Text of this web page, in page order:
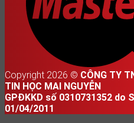
Copyright 2026 © CÔNG TY
TIN HỌC MAI NGUYỄN
GPĐKKD số 0310731352 do
01/04/2011